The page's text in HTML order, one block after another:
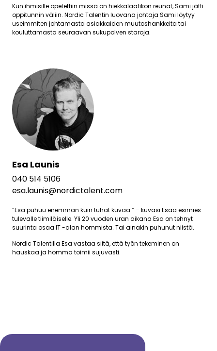
Kun ihmisille opetettiin missä on hiekkalaatikon reunat, Sami jätti
oppitunnin väliin. Nordic Talentin luovana johtaja Sami löytyy
useimmiten johtamasta asiakkaiden muutoshankkeita tai
kouluttamasta seuraavan sukupolven staroja.
Esa Launis
040 514 5106
esa.launis@nordictalent.com
“Esa puhuu enemmän kuin tuhat kuvaa.” – kuvasi Esaa esimies
tulevalle tiimiläiselle. Yli 20 vuoden uran aikana Esa on tehnyt
suurinta osaa IT -alan hommista. Tai ainakin puhunut niistä.
Nordic Talentilla Esa vastaa siitä, että työn tekeminen on
hauskaa ja homma toimii sujuvasti.